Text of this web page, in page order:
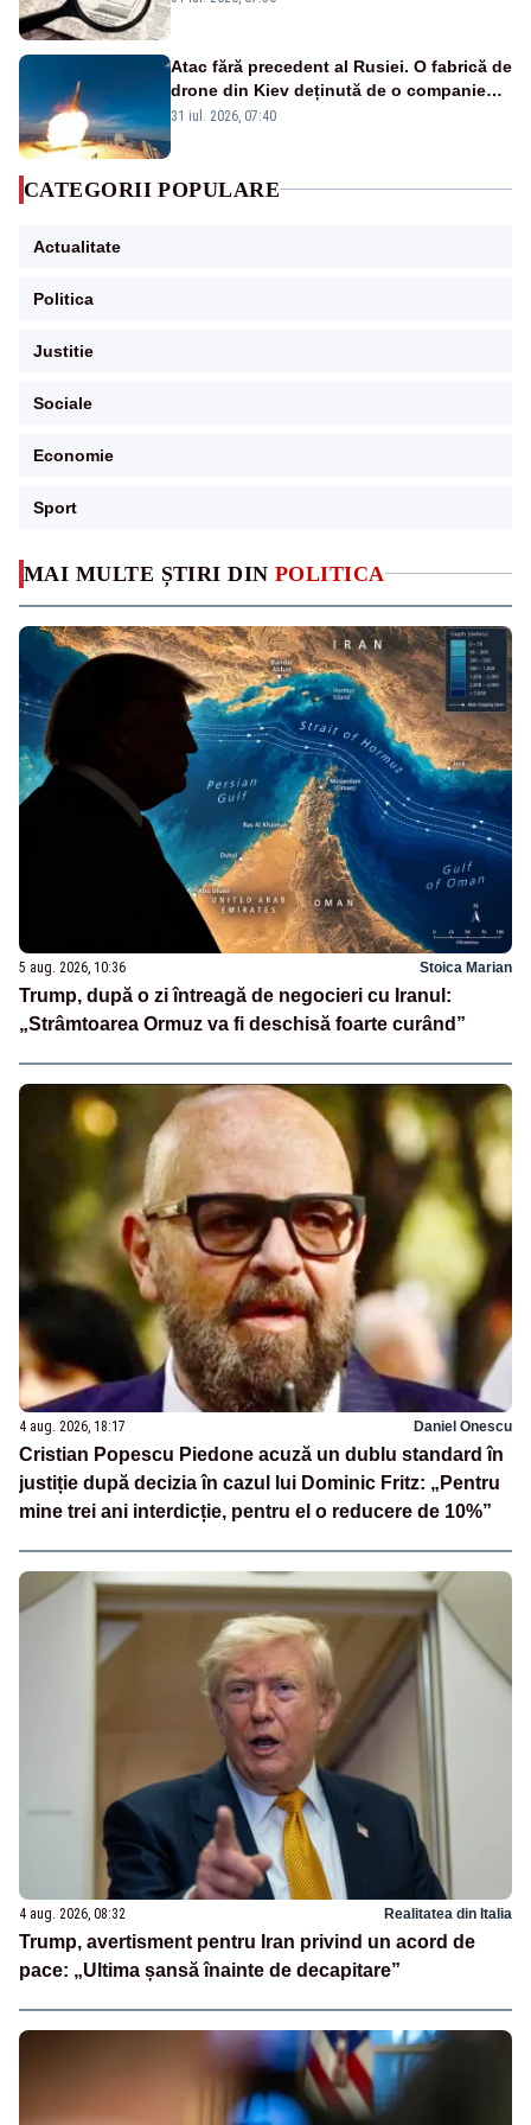
MAI MULTE ȘTIRI DIN POLITICA
5 aug. 2026, 10:36 Stoica Marian
Trump, după o zi întreagă de negocieri cu Iranul:
„Strâmtoarea Ormuz va fi deschisă foarte curând”
4 aug. 2026, 18:17 Daniel Onescu
Cristian Popescu Piedone acuză un dublu standard în
justiție după decizia în cazul lui Dominic Fritz: „Pentru
mine trei ani interdicție, pentru el o reducere de 10%”
4 aug. 2026, 08:32 Realitatea din Italia
Trump, avertisment pentru Iran privind un acord de
pace: „Ultima șansă înainte de decapitare”
Atac fără precedent al Rusiei. O fabrică de
drone din Kiev deținută de o companie
americană, distrusă de o rachetă
31 iul. 2026, 07:40
CATEGORII POPULARE
Actualitate
Politica
Justitie
Sociale
Economie
Sport